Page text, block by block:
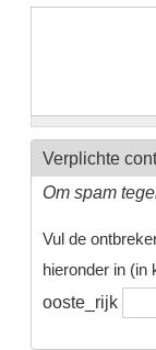
Verplichte
Om spam
Vul de
hieronder in (in
ooste_rijk